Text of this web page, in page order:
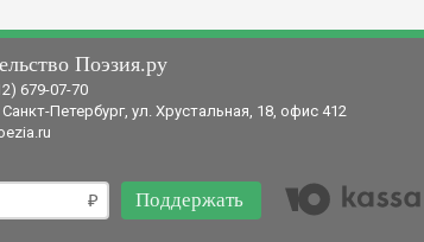
Поэзия.ру
679-07-70
Санкт-Петербург, ул. Хрустальная, 18, офис 412
Поддержать